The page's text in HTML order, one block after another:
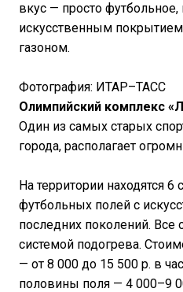
вкус — просто
искусственным
газоном.
Фотография: ИТАР–ТАСС
Олимпийский комплекс
Один из самых старых
города, располагает
На территории находятся
футбольных полей с
последних поколений.
системой подогрева.
— от 8 000 до 15 500 р. в
половины поля — 4 000–9